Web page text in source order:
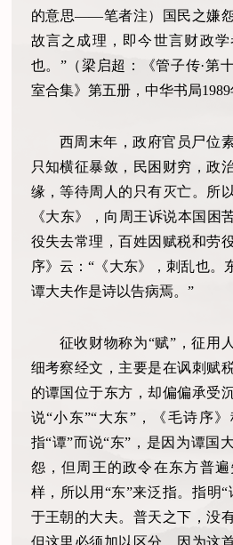
的意思——笔者注）国民之嫌
故言之成理，即今世言财政
也。”（梁启超：《管子传·第
室合集》第五册，中华书局1989
西周末年，政府官员尸位
只知横征暴敛，民困财穷，政
缘，等待周人的只有灭亡。所
《大东》，向周王诉说本国
役失去常理，百姓因赋税和劳
序》云：“《大东》，刺乱也。
谭大夫作是诗以告病焉。”
征收财物称为“赋”，征用
细考察经文，主要是在讽刺赋
的谭国位于东方，却偏偏承受
说“小东”“大东”，《毛诗序
指“谭”而说“东”，是因为谭国
怨，但周王的政令在东方普
样，所以用“东”来泛指。指明“
于王朝的大夫。普天之下，没
但这里必须加以区分，因为这